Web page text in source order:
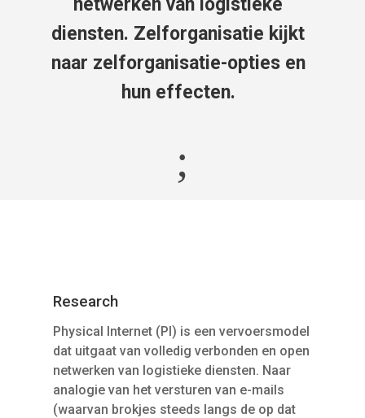
netwerken van logistieke
diensten. Zelforganisatie kijkt
naar zelforganisatie-opties en
hun effecten.
;
Research
Physical Internet (PI) is een vervoersmodel
dat uitgaat van volledig verbonden en open
netwerken van logistieke diensten. Naar
analogie van het versturen van e-mails
(waarvan brokjes steeds langs de op dat